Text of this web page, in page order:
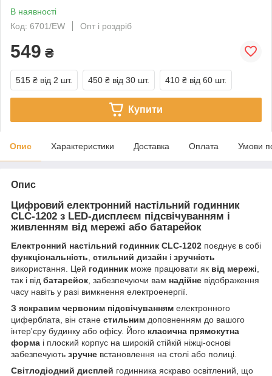
В наявності
Код: 6701/EW
Опт і роздріб
549 ₴
515 ₴ від 2 шт. 450 ₴ від 30 шт. 410 ₴ від 60 шт.
Купити
Опис Характеристики Доставка Оплата Умови
Опис
Цифровий електронний настільний годинник
CLC-1202 з LED-дисплеєм підсвічуванням і
живленням від мережі або батарейок
Електронний настільний годинник CLC-1202 поєднує в собі
функціональність стильний дизайн і зручність
використання. Цей годинник може працювати як від мережі
так і від батарейок , забезпечуючи вам надійне відображення
часу навіть у разі вимкнення електроенергії.
З яскравим червоним підсвічуванням електронного
циферблата, він стане стильним доповненням до вашого
інтер'єру будинку або офісу. Його класична прямокутна
форма і плоский корпус на широкій стійкій ніжці-основі
забезпечують зручне встановлення на столі або полиці.
Світлодіодний дисплей годинника яскраво освітлений, що